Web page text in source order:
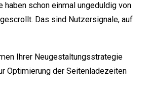
haben schon einmal ungeduldig von
Das sind Nutzersignale, auf
Ihrer Neugestaltungsstrategie
Optimierung der Seitenladezeiten